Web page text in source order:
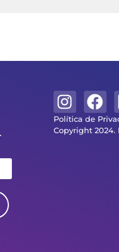
Política de
Copyright 2024.